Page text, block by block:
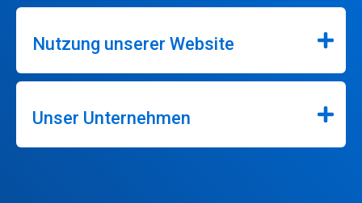
Nutzung unserer Website
Unser Unternehmen